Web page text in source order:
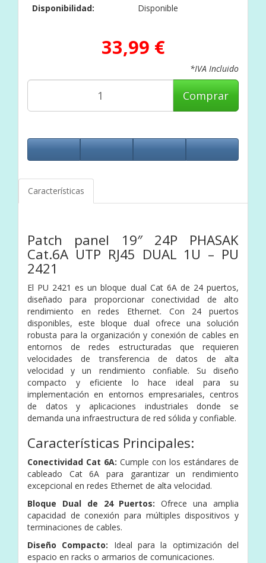
Disponibilidad:
Disponible
33,99 €
*IVA Incluido
Comprar
Características
Patch panel 19″ 24P PHASAK
Cat.6A UTP RJ45 DUAL 1U – PU
2421
El PU 2421 es un bloque dual Cat 6A de 24 puertos,
diseñado para proporcionar conectividad de alto
rendimiento en redes Ethernet. Con 24 puertos
disponibles, este bloque dual ofrece una solución
robusta para la organización y conexión de cables en
entornos de redes estructuradas que requieren
velocidades de transferencia de datos de alta
velocidad y un rendimiento confiable. Su diseño
compacto y eficiente lo hace ideal para su
implementación en entornos empresariales, centros
de datos y aplicaciones industriales donde se
demanda una infraestructura de red sólida y confiable.
Características Principales:
Conectividad Cat 6A: Cumple con los estándares de
cableado Cat 6A para garantizar un rendimiento
excepcional en redes Ethernet de alta velocidad.
Bloque Dual de 24 Puertos: Ofrece una amplia
capacidad de conexión para múltiples dispositivos y
terminaciones de cables.
Diseño Compacto: Ideal para la optimización del
espacio en racks o armarios de comunicaciones.